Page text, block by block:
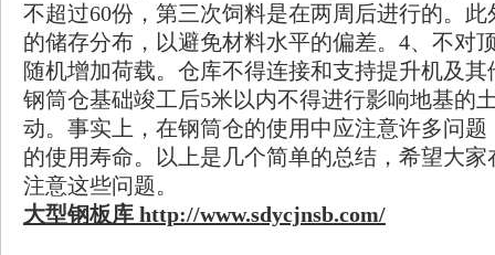
不超过60份，第三次饲料是在两周后进行的。
的储存分布，以避免材料水平的偏差。4、不对
随机增加荷载。仓库不得连接和支持提升机及
钢筒仓基础竣工后5米以内不得进行影响地基的
动。事实上，在钢筒仓的使用中应注意许多问
的使用寿命。以上是几个简单的总结，希望大
注意这些问题。
大型钢板库 http://www.sdycjnsb.com/